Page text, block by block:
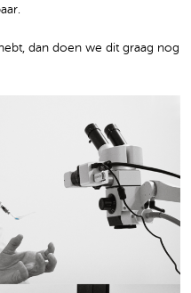
dan doen we dit graag nog